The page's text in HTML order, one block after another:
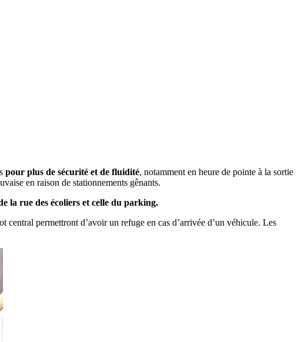
pour plus de sécurité et de fluidité, notamment en heure de pointe à la sortie
en raison de stationnements gênants.
la rue des écoliers et celle du parking.
central permettront d’avoir un refuge en cas d’arrivée d’un véhicule. Les